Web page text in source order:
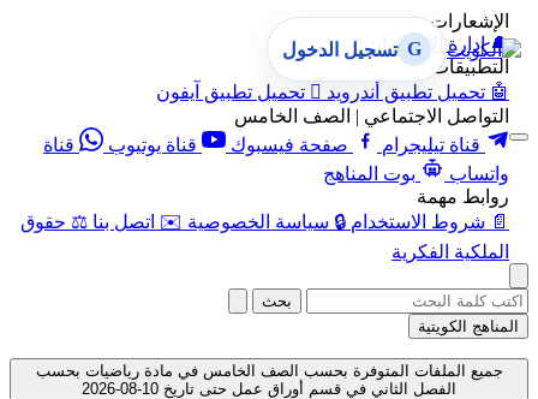
الإشعارات
🔔 إدارة الإشعارات
التطبيقات
تحميل تطبيق أندرويد  تحميل تطبيق آيفون
التواصل الاجتماعي | الصف الخامس
قناة تيليجرام
صفحة فيسبوك قناة يوتيوب
قناة
واتساب
بوت المناهج
روابط مهمة
شروط الاستخدام 🔒 سياسة الخصوصية ✉️ اتصل بنا ⚖️ حقوق
الملكية الفكرية
G تسجيل الدخول
بحث
المناهج الكويتية
جميع الملفات المتوفرة بحسب الصف الخامس في مادة رياضيات بحسب
الفصل الثاني في قسم أوراق عمل حتى تاريخ 10-08-2026